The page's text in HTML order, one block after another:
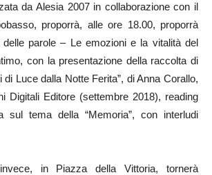
da Alesia 2007 in collaborazione con il
proporrà, alle ore 18.00, proporrà
delle parole – Le emozioni e la vitalità del
con la presentazione della raccolta di
di Luce dalla Notte Ferita”, di Anna Corallo,
Digitali Editore (settembre 2018), reading
sul tema della “Memoria”, con interludi
in Piazza della Vittoria, tornerà